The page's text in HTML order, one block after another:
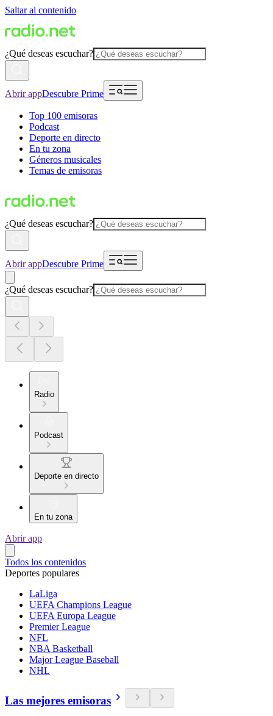
Saltar al contenido
¿Qué deseas escuchar?
Abrir appDescubre Prime
Top 100 emisoras
Podcast
Deporte en directo
En tu zona
Géneros musicales
Temas de emisoras
¿Qué deseas escuchar?
Abrir appDescubre Prime
¿Qué deseas escuchar?
Radio
Podcast
Deporte en directo
En tu zona
Abrir app
Todos los contenidos
Deportes populares
LaLiga
UEFA Champions League
UEFA Europa League
Premier League
NFL
NBA Basketball
Major League Baseball
NHL
Las mejores emisoras